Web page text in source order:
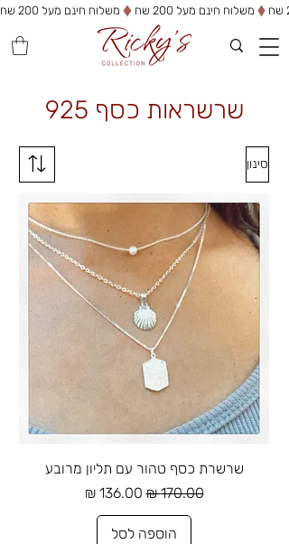
משלוח חינם מעל 200 שח
שרשראות כסף 925
סינון
שרשרת כסף טהור עם תליון מרובע
מחיר רגיל‏170.00 ‏₪ מחיר מבצע
הוספה לסל